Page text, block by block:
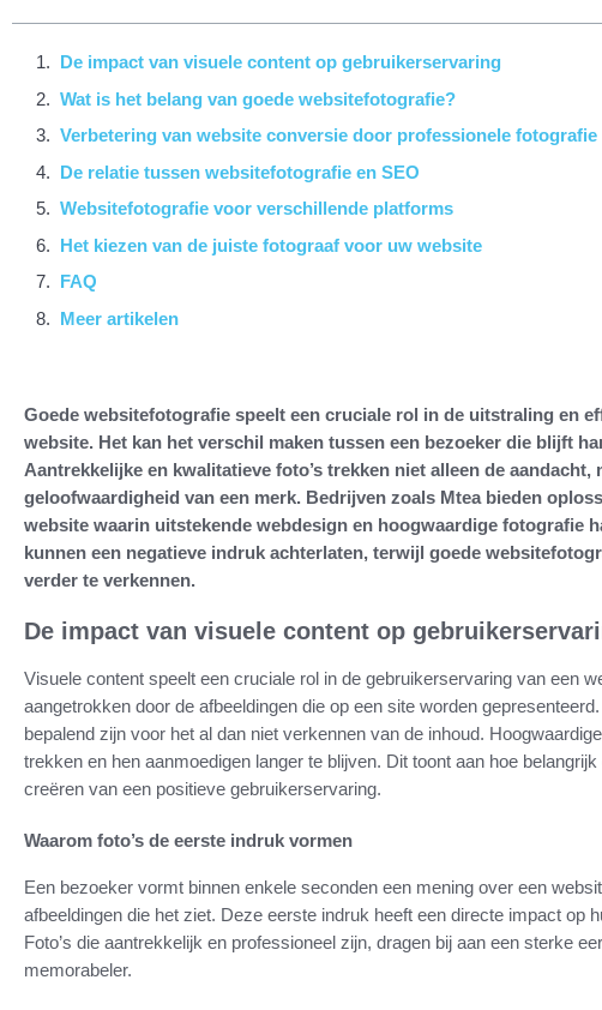
De impact van visuele content op gebruikerservaring
Wat is het belang van goede websitefotografie?
Verbetering van website conversie door professionele fotografie
De relatie tussen websitefotografie en SEO
Websitefotografie voor verschillende platforms
Het kiezen van de juiste fotograaf voor uw website
FAQ
Meer artikelen
Goede websitefotografie speelt een cruciale rol in de uitstraling en
website. Het kan het verschil maken tussen een bezoeker die blijft
Aantrekkelijke en kwalitatieve foto’s trekken niet alleen de aandacht,
geloofwaardigheid van een merk. Bedrijven zoals Mtea bieden
website waarin uitstekende webdesign en hoogwaardige fotografie
kunnen een negatieve indruk achterlaten, terwijl goede
verder te verkennen.
De impact van visuele content op
Visuele content speelt een cruciale rol in de gebruikerservaring van een
aangetrokken door de afbeeldingen die op een site worden
bepalend zijn voor het al dan niet verkennen van de inhoud.
trekken en hen aanmoedigen langer te blijven. Dit toont aan hoe
creëren van een positieve gebruikerservaring.
Waarom foto’s de eerste indruk vormen
Een bezoeker vormt binnen enkele seconden een mening over een
afbeeldingen die het ziet. Deze eerste indruk heeft een directe impact op
Foto’s die aantrekkelijk en professioneel zijn, dragen bij aan een sterke
memorabeler.